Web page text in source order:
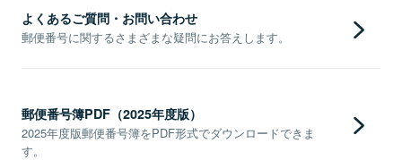
よくあるご質問・お問い合わせ
郵便番号に関するさまざまな疑問にお答えします。
郵便番号簿PDF（2025年度版）
2025年度版郵便番号簿をPDF形式でダウンロードできま
す。